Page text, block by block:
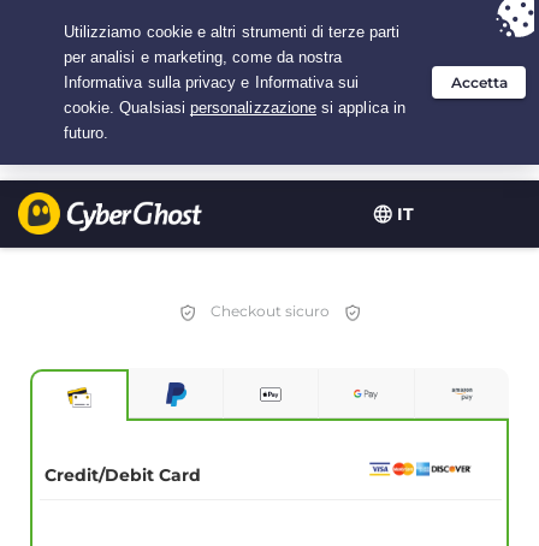
IT
Hai scelto:L'offerta miglioreper 3.3333333333333 anni a $
/mese
Checkout sicuro
Credit/Debit Card